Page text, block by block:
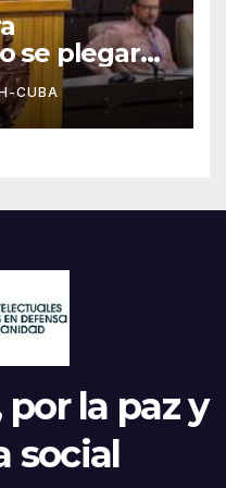
se plegará
Rodríguez
CUBA
por la paz y
social